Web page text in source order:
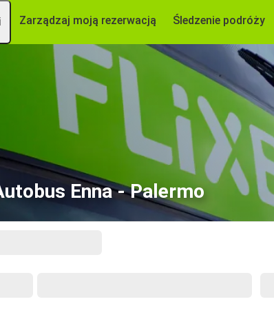
Zarządzaj moją rezerwacją Śledzenie podróży
Enna - Palermo